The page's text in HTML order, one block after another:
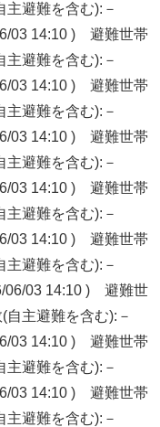
主避難を含む):－
03 14:10 ) 避難世帯
主避難を含む):－
03 14:10 ) 避難世帯
主避難を含む):－
03 14:10 ) 避難世帯
主避難を含む):－
03 14:10 ) 避難世帯
主避難を含む):－
03 14:10 ) 避難世帯
主避難を含む):－
06/03 14:10 ) 避難世
主避難を含む):－
03 14:10 ) 避難世帯
主避難を含む):－
03 14:10 ) 避難世帯
主避難を含む):－